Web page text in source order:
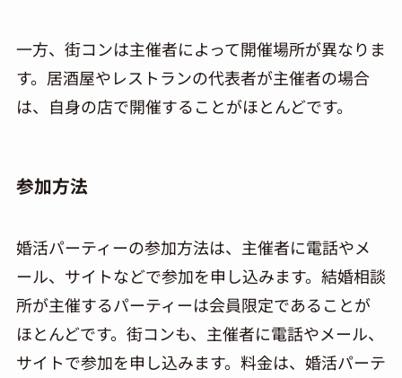
一方、街コンは主催者によって開催場所が異なりま
す。居酒屋やレストランの代表者が主催者の場合
は、自身の店で開催することがほとんどです。
参加方法
婚活パーティーの参加方法は、主催者に電話やメ
ール、サイトなどで参加を申し込みます。結婚相談
所が主催するパーティーは会員限定であることが
ほとんどです。街コンも、主催者に電話やメール、
サイトで参加を申し込みます。料金は、婚活パーテ